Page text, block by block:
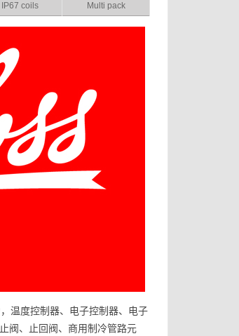
IP67 coils Multi pack
温度控制器、电子控制器、电子
阀、止回阀、商用制冷管路元